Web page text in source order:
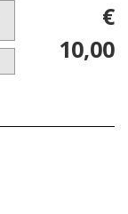
€
10,00